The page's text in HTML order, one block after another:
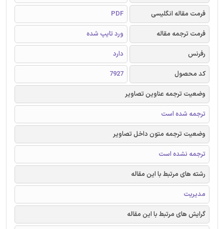
فرمت مقاله انگلیسی
PDF
فرمت ترجمه مقاله
ورد تایپ شده
رفرنس
دارد
کد محصول
7927
وضعیت ترجمه عناوین تصاویر
ترجمه شده است
وضعیت ترجمه متون داخل تصاویر
ترجمه نشده است
رشته های مرتبط با این مقاله
مدیریت
گرایش های مرتبط با این مقاله